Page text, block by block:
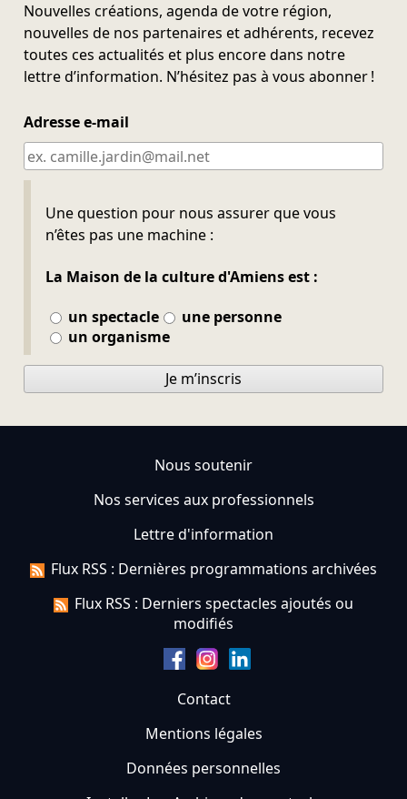
Nouvelles créations, agenda de votre région,
nouvelles de nos partenaires et adhérents, recevez
toutes ces actualités et plus encore dans notre
lettre d’information. N’hésitez pas à vous abonner !
Adresse e-mail
Une question pour nous assurer que vous
n’êtes pas une machine :
La Maison de la culture d'Amiens est :
un spectacle
une personne
un organisme
Ne pas remplir
Je m’inscris
Nous soutenir
Nos services aux professionnels
Lettre d'information
Flux RSS : Dernières programmations archivées
Flux RSS : Derniers spectacles ajoutés ou
modifiés
Contact
Mentions légales
Données personnelles